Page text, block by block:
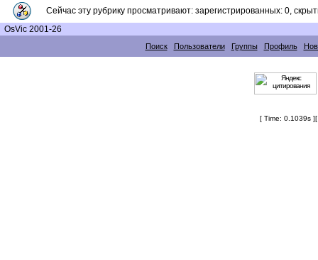
Сейчас эту рубрику просматривают: зарегистрированных: 0,
OsVic 2001-26
Поиск Пользователи Группы Профиль
[ Time: 0.1039s